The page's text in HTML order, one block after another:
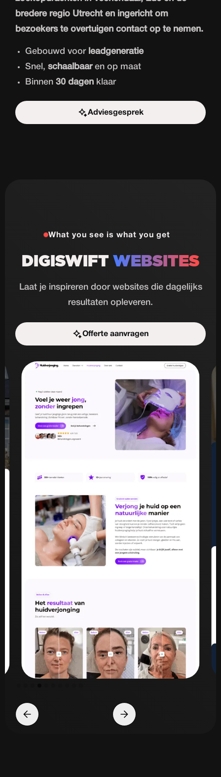
bredere regio Utrecht en ingericht om
bezoekers te overtuigen contact op te nemen.
Gebouwd voor leadgeneratie
Snel,schaalbaaren op maat
Binnen30 dagen klaar
Adviesgesprek
Start de uitdaging
What you see is what you get
DIGISWIFT WEBSITES
Laat je inspireren door websites die dagelijks
resultaten opleveren.
Offerte aanvragen
Start de uitdaging